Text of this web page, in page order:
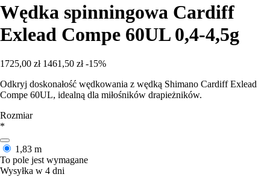
Wędka spinningowa Cardiff
Exlead Compe 60UL 0,4-4,5g
1725,00 zł 1461,50 zł -15%
Odkryj doskonałość wędkowania z wędką Shimano Cardiff Exlead
Compe 60UL, idealną dla miłośników drapieżników.
Rozmiar
*
1,83 m
To pole jest wymagane
Wysyłka w 4 dni